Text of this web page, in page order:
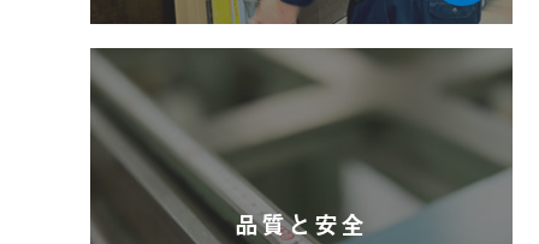
品質と安全